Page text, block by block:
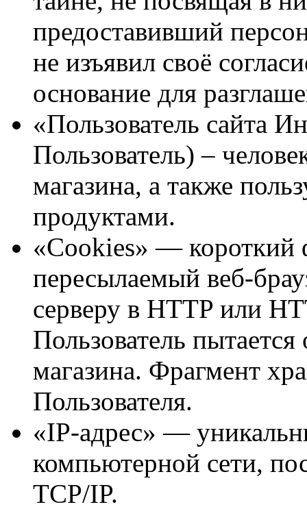
предоставивший
не изъявил своё
основание для
«Пользователь сайта
Пользователь) –
магазина, а также
продуктами.
«Cookies» — короткий
пересылаемый веб-
серверу в HTTP или
Пользователь
магазина. Фрагмент
Пользователя.
«IP-адрес» —
компьютерной сети,
TCP/IP.